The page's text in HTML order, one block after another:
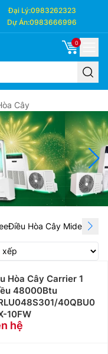
Đại Lý:0983262323
Dự Án:0983666996
0
Cây
Điều Hòa Cây Midea Điều
Hòa Cây Carrier 1
48000Btu
40QBU0
10FW
hệ